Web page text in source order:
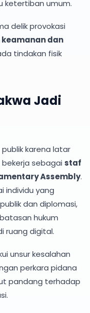
ketertiban umum.
delik provokasi
dan
tindakan fisik
Jadi
karena latar
sebagai staf
Assembly.
individu yang
dan diplomasi,
hukum
ruang digital.
unsur kesalahan
perkara pidana
pandang terhadap